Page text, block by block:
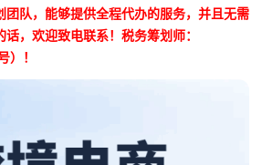
团队，能够提供全程代办的服务，并且无需
，欢迎致电联系！税务筹划师：
）！